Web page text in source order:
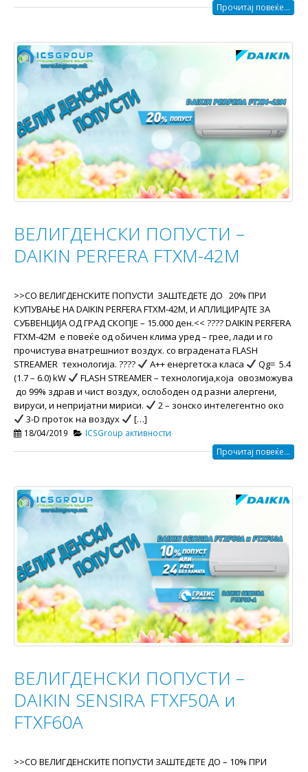
Прочитај повеќе...
ВЕЛИГДЕНСКИ ПОПУСТИ –
DAIKIN PERFERA FTXM-42M
>>СО ВЕЛИГДЕНСКИТЕ ПОПУСТИ ЗАШТЕДЕТЕ ДО 20% ПРИ
КУПУВАЊЕ НА DAIKIN PERFERA FTXM-42M, И АПЛИЦИРАЈТЕ ЗА
СУБВЕНЦИЈА ОД ГРАД СКОПЈЕ – 15.000 ден.<< ???? DAIKIN PERFERA
FTXM-42M е повеќе од обичен клима уред – грее, лади и го
прoчистува внатрешниот воздух. со вградената FLASH
STREAMER технологија. ????
A++ енергетска класа
Qg= 5.4
(1.7 – 6.0) kW
FLASH STREAMER – технологија,која овозможува
до 99% здрав и чист воздух, ослободен од разни алергени,
вируси, и непријатни мириси.
2 – зонско интелегентно око
3-D проток на воздух
[…]
18/04/2019 ICSGroup активности
Прочитај повеќе...
ВЕЛИГДЕНСКИ ПОПУСТИ –
DAIKIN SENSIRA FTXF50A и
FTXF60A
>>СО ВЕЛИГДЕНСКИТЕ ПОПУСТИ ЗАШТЕДЕТЕ ДО – 10% ПРИ